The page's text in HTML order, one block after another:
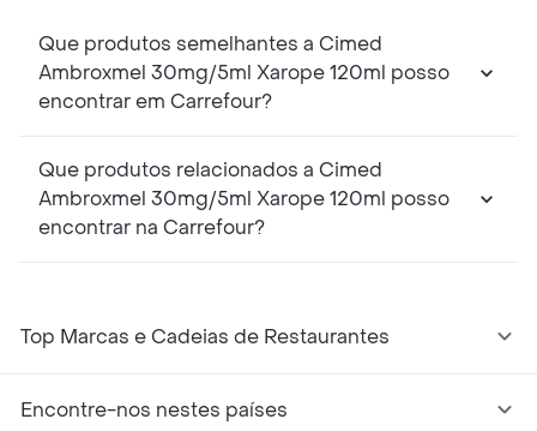
Que produtos semelhantes a Cimed
Ambroxmel 30mg/5ml Xarope 120ml posso
encontrar em Carrefour?
Que produtos relacionados a Cimed
Ambroxmel 30mg/5ml Xarope 120ml posso
encontrar na Carrefour?
Top Marcas e Cadeias de Restaurantes
Encontre-nos nestes países